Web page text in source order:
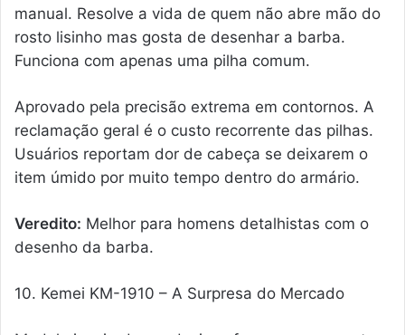
manual. Resolve a vida de quem não abre mão do
rosto lisinho mas gosta de desenhar a barba.
Funciona com apenas uma pilha comum.
Aprovado pela precisão extrema em contornos. A
reclamação geral é o custo recorrente das pilhas.
Usuários reportam dor de cabeça se deixarem o
item úmido por muito tempo dentro do armário.
Veredito: Melhor para homens detalhistas com o
desenho da barba.
10. Kemei KM-1910 – A Surpresa do Mercado